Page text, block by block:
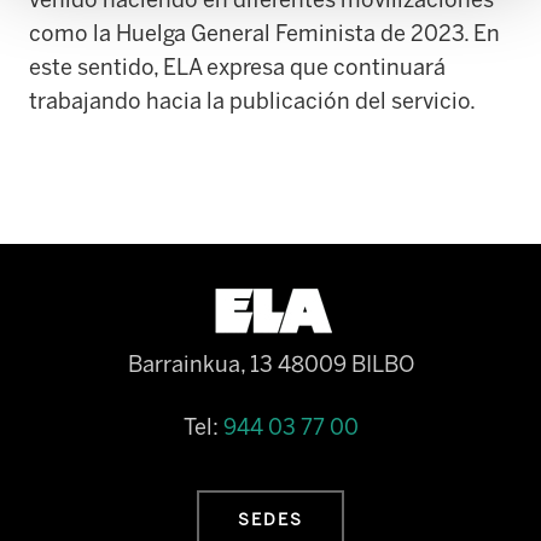
como la Huelga General Feminista de 2023. En
este sentido, ELA expresa que continuará
trabajando hacia la publicación del servicio.
Barrainkua, 13 48009 BILBO
Tel: 944 03 77 00
SEDES